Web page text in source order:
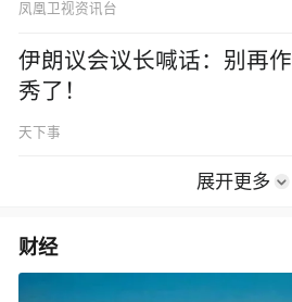
凤凰卫视资讯台
伊朗议会议长喊话：别再作
秀了！
天下事
展开更多
财经